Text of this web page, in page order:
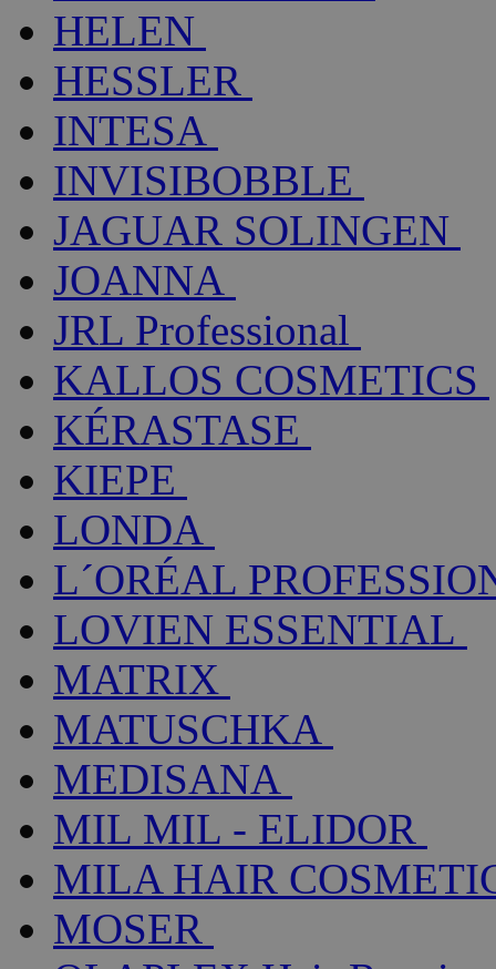
HELEN
HESSLER
INTESA
INVISIBOBBLE
JAGUAR SOLINGEN
JOANNA
JRL Professional
KALLOS COSMETICS
KÉRASTASE
KIEPE
LONDA
L´ORÉAL
LOVIEN ESSENTIAL
MATRIX
MATUSCHKA
MEDISANA
MIL MIL - ELIDOR
MILA HAIR
MOSER